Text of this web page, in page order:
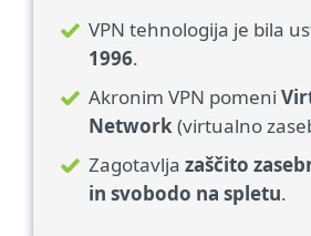
VPN tehnologija je bila
1996.
Akronim VPN pomeni
Network(virtualno
Zagotavlja zaščito
in svobodo na spletu.